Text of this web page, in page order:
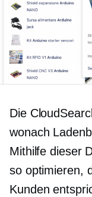
Die
wonach
Mithilfe dieser
so optimieren,
Kunden